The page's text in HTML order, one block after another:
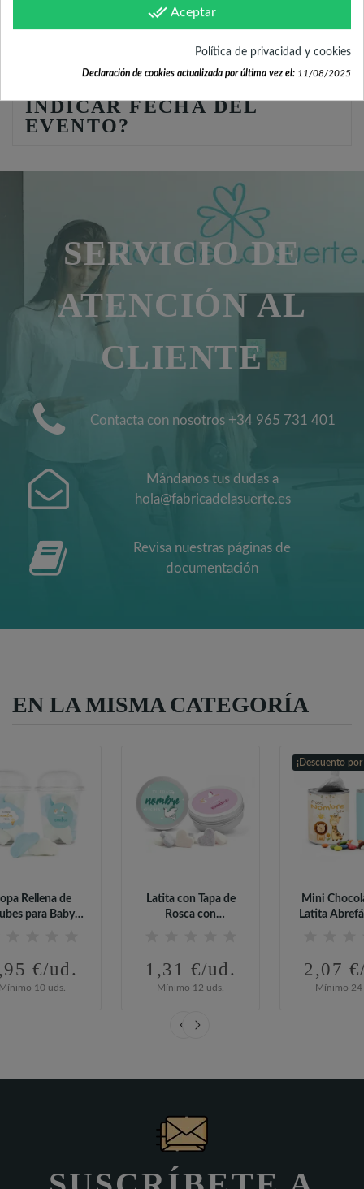
¿CUÁNTO ES EL COSTE
INDICAR FECHA DEL
EVENTO?
SERVICIO DE
ATENCIÓN AL
CLIENTE
Contacta con nosotros +34 965 731 401
Mándanos tus dudas a
hola@fabricadelasuerte.es
Revisa nuestras páginas de
documentación
EN LA MISMA CATEGORÍA
Rellena de
para Baby
€/ud.
10 uds.
Latita con Tapa de
Rosca con
1,31 €/ud.
Mínimo 12 uds.
¡Descuento
Mini
Latita
2,07
Mínimo 24
done_all Aceptar
Política de privacidad y cookies
Declaración de cookies actualizada por última vez el: 11/08/2025